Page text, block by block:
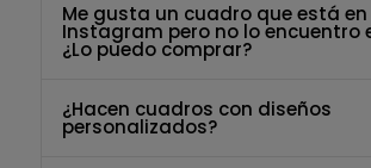
Me gusta un cuadro que está en
Instagram pero no lo encuentro
¿Lo puedo comprar?
¿Hacen cuadros con diseños
personalizados?